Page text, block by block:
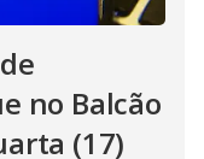
no Balcão
(17)